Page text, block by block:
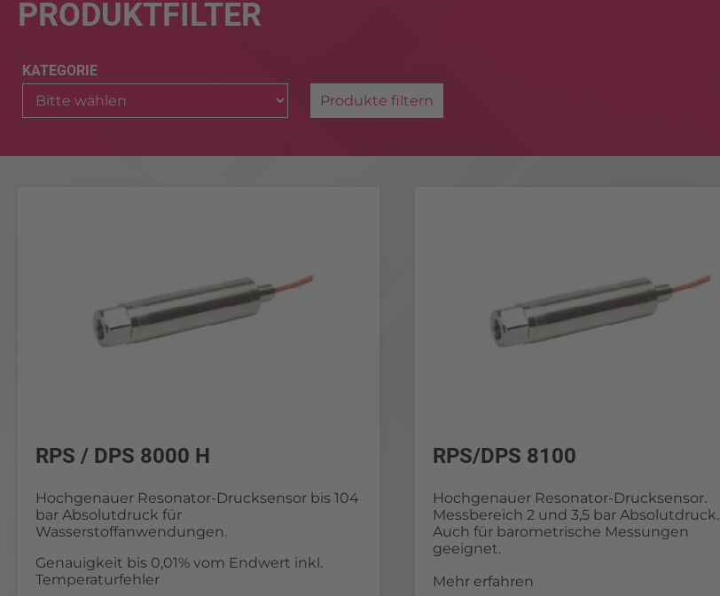
PRODUKTFILTER
KATEGORIE
Produkte filtern
RPS / DPS 8000 H
Hochgenauer Resonator-Drucksensor bis 104
bar Absolutdruck für
Wasserstoffanwendungen.
Genauigkeit bis 0,01% vom Endwert inkl.
Temperaturfehler
RPS/DPS 8100
Hochgenauer Resonator-Drucksensor.
Messbereich 2 und 3,5 bar Absolutdruck.
Auch für barometrische Messungen
geeignet.
Mehr erfahren